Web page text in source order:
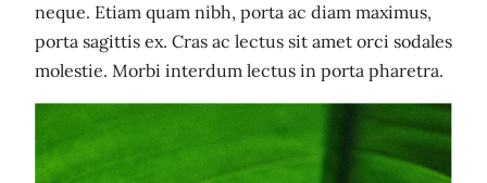
neque. Etiam quam nibh, porta ac diam maximus,
porta sagittis ex. Cras ac lectus sit amet orci sodales
molestie. Morbi interdum lectus in porta pharetra.